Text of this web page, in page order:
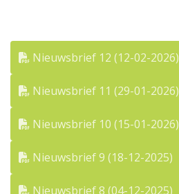
Nieuwsbrief 12 (12-02-2026)
Nieuwsbrief 11 (29-01-2026)
Nieuwsbrief 10 (15-01-2026)
Nieuwsbrief 9 (18-12-2025)
Nieuwsbrief 8 (04-12-2025)